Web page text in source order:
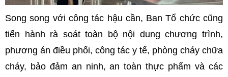
Song song với công tác hậu cần, Ban Tổ chức cũng
tiến hành rà soát toàn bộ nội dung chương trình,
phương án điều phối, công tác y tế, phòng cháy chữa
cháy, bảo đảm an ninh, an toàn thực phẩm và các